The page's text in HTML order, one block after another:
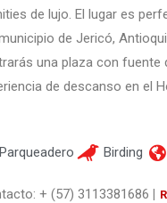
de lujo. El lugar es
de Jericó,
una plaza con fuente
de descanso en el
Parqueadero Birding
+ (57) 3113381686 |